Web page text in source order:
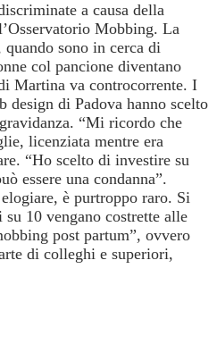
a causa della
Mobbing. La
quando sono in cerca di
col pancione diventano
Martina va controcorrente. I
design di Padova hanno scelto
“Mi ricordo che
licenziata mentre era
“Ho scelto di investire su
essere una condanna”.
è purtroppo raro. Si
10 vengano costrette alle
post partum”, ovvero
di colleghi e superiori,